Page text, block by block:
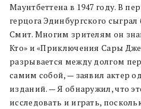
Маунтбеттена в 1947 году. В
герцога Эдинбургского
Смит. Многим зрителям он
Кто» и «Приключения Сары
разрывается между долгом
самим собой, — заявил актер
изданий. — Я обнаружил, что
исследовать и играть,